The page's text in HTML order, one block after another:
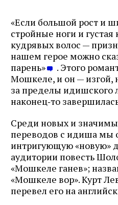
«Если большой рост и
стройные ноги и
кудрявых волос —
нашем герое можно
парень»
. Этого
Мошкеле, и он — изгой,
за пределы идишского
наконец‑то
Среди новых и
переводов с идиша мы
интригующую «новую»
аудитории повесть
«Мошкеле ганев»;
«Мошкеле вор». Курт
перевел его на